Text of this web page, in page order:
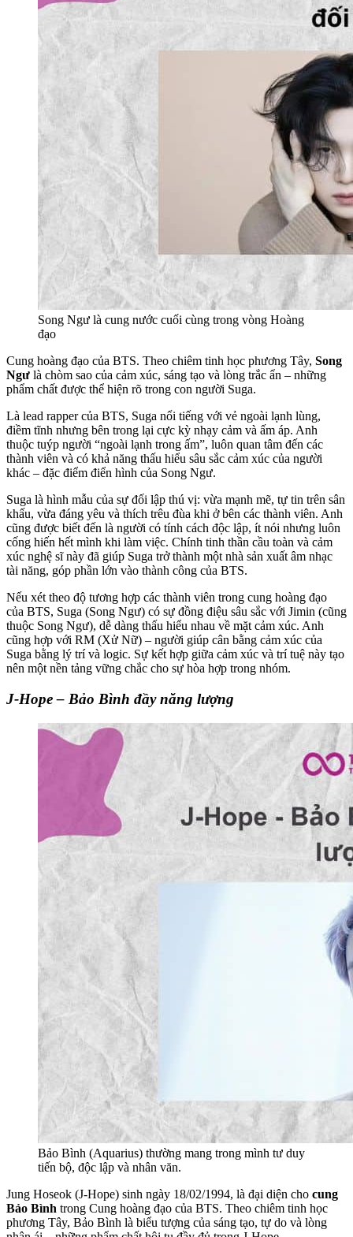
Song Ngư là cung nước cuối cùng trong vòng Hoàng
đạo
Cung hoàng đạo của BTS. Theo chiêm tinh học phương Tây, Song
Ngư là chòm sao của cảm xúc, sáng tạo và lòng trắc ẩn – những
phẩm chất được thể hiện rõ trong con người Suga.
Là lead rapper của BTS, Suga nổi tiếng với vẻ ngoài lạnh lùng,
điềm tĩnh nhưng bên trong lại cực kỳ nhạy cảm và ấm áp. Anh
thuộc tuýp người “ngoài lạnh trong ấm”, luôn quan tâm đến các
thành viên và có khả năng thấu hiểu sâu sắc cảm xúc của người
khác – đặc điểm điển hình của Song Ngư.
Suga là hình mẫu của sự đối lập thú vị: vừa mạnh mẽ, tự tin trên sân
khấu, vừa đáng yêu và thích trêu đùa khi ở bên các thành viên. Anh
cũng được biết đến là người có tính cách độc lập, ít nói nhưng luôn
cống hiến hết mình khi làm việc. Chính tinh thần cầu toàn và cảm
xúc nghệ sĩ này đã giúp Suga trở thành một nhà sản xuất âm nhạc
tài năng, góp phần lớn vào thành công của BTS.
Nếu xét theo độ tương hợp các thành viên trong cung hoàng đạo
của BTS, Suga (Song Ngư) có sự đồng điệu sâu sắc với Jimin (cũng
thuộc Song Ngư), dễ dàng thấu hiểu nhau về mặt cảm xúc. Anh
cũng hợp với RM (Xử Nữ) – người giúp cân bằng cảm xúc của
Suga bằng lý trí và logic. Sự kết hợp giữa cảm xúc và trí tuệ này tạo
nên một nền tảng vững chắc cho sự hòa hợp trong nhóm.
J-Hope – Bảo Bình đầy năng lượng
Bảo Bình (Aquarius) thường mang trong mình tư duy
tiến bộ, độc lập và nhân văn.
Jung Hoseok (J-Hope) sinh ngày 18/02/1994, là đại diện cho cung
Bảo Bình trong Cung hoàng đạo của BTS. Theo chiêm tinh học
phương Tây, Bảo Bình là biểu tượng của sáng tạo, tự do và lòng